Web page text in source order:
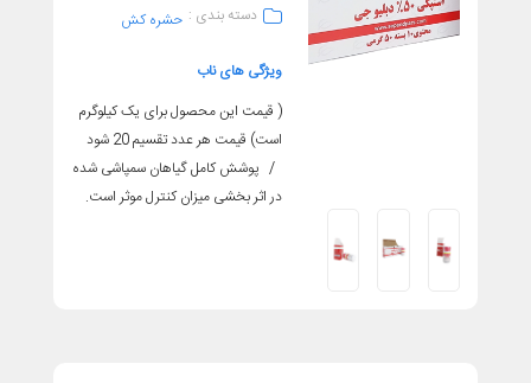
دسته بندی : حشره کش
ویژگی های ناب
( قیمت این محصول برای یک کیلوگرم
است) قیمت هر عدد تقسیم 20 شود
/ پوشش کامل گیاهان سمپاشی شده
در اثر بخشی میزان کنترل موثر است.